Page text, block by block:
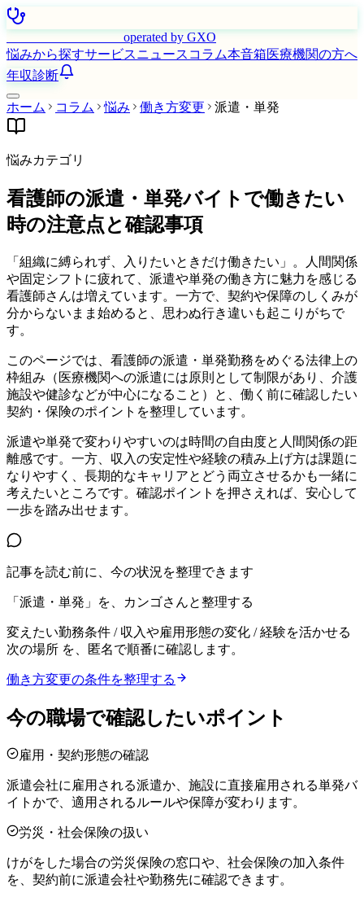
operated by GXO
悩みから探すサービスニュース コラム本音箱医療機関の方へ
年収診断
ホーム コラム 悩み 働き方変更 派遣・単発
悩みカテゴリ
看護師の派遣・単発バイトで働きたい
時の注意点と確認事項
「組織に縛られず、入りたいときだけ働きたい」。人間関係
や固定シフトに疲れて、派遣や単発の働き方に魅力を感じる
看護師さんは増えています。一方で、契約や保障のしくみが
分からないまま始めると、思わぬ行き違いも起こりがちで
す。
このページでは、看護師の派遣・単発勤務をめぐる法律上の
枠組み（医療機関への派遣には原則として制限があり、介護
施設や健診などが中心になること）と、働く前に確認したい
契約・保険のポイントを整理しています。
派遣や単発で変わりやすいのは時間の自由度と人間関係の距
離感です。一方、収入の安定性や経験の積み上げ方は課題に
なりやすく、長期的なキャリアとどう両立させるかも一緒に
考えたいところです。確認ポイントを押さえれば、安心して
一歩を踏み出せます。
記事を読む前に、今の状況を整理できます
「派遣・単発」を、カンゴさんと整理する
変えたい勤務条件 / 収入や雇用形態の変化 / 経験を活かせる
次の場所 を、匿名で順番に確認します。
働き方変更の条件を整理する
今の職場で確認したいポイント
雇用・契約形態の確認
派遣会社に雇用される派遣か、施設に直接雇用される単発バ
イトかで、適用されるルールや保障が変わります。
労災・社会保険の扱い
けがをした場合の労災保険の窓口や、社会保険の加入条件
を、契約前に派遣会社や勤務先に確認できます。